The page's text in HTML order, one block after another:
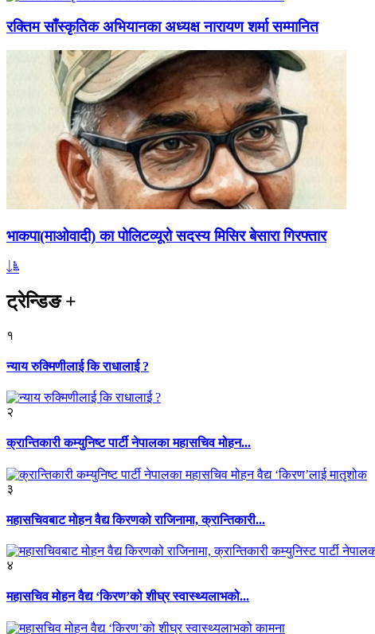
रक्तिम साँस्कृतिक अभियानका अध्यक्ष नारायण शर्मा सम्मानित
भाकपा(माओवादी) का पोलिटव्यूरो सदस्य मिसिर बेसारा गिरफ्तार
ट्रेन्डिङ+
१
न्याय रुक्मिणीलाई कि राधालाई ?
२
क्रान्तिकारी कम्युनिष्ट पार्टी नेपालका महासचिव मोहन...
३
महासचिवबाट मोहन वैद्य किरणको राजिनामा, क्रान्तिकारी...
४
महासचिव मोहन वैद्य ‘किरण’को शीघ्र स्वास्थ्यलाभको...